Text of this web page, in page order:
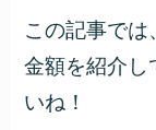
この記事で
金額を紹介し
いね！